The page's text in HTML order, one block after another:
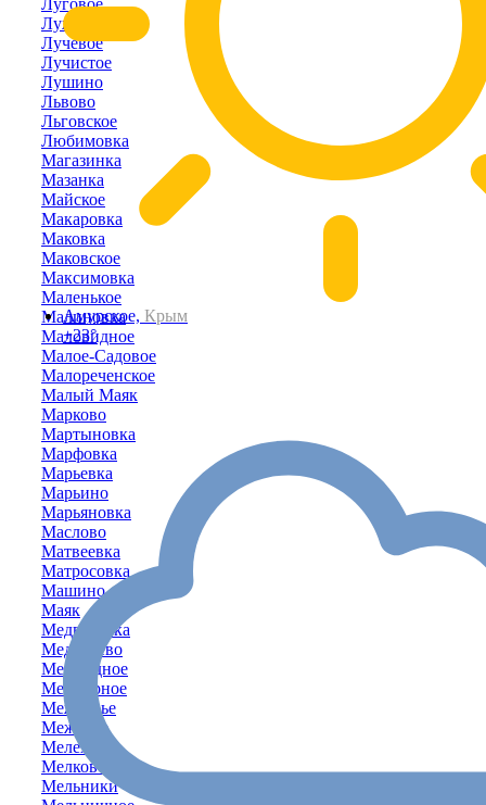
Амурское, Крым
+23°
Лужки
Лучевое
Лучистое
Лушино
Львово
Льговское
Любимовка
Магазинка
Мазанка
Майское
Макаровка
Маковка
Маковское
Максимовка
Маленькое
Малиновка
Маловидное
Малое-Садовое
Малореченское
Малый Маяк
Марково
Мартыновка
Марфовка
Марьевка
Марьино
Марьяновка
Маслово
Матвеевка
Матросовка
Машино
Маяк
Медведевка
Медведево
Межводное
Межгорное
Межгорье
Межевое
Мелехово
Мелководное
Мельники